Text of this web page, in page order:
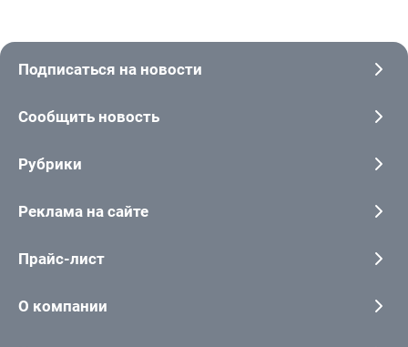
Подписаться на новости
Сообщить новость
Рубрики
Реклама на сайте
Прайс-лист
О компании